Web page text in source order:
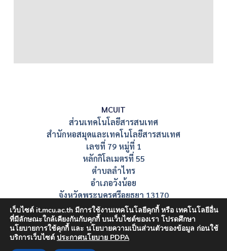
MCUIT
ส่วนเทคโนโลยีสารสนเทศ
สำนักหอสมุดและเทคโนโลยีสารสนเทศ
เลขที่ 79 หมู่ที่ 1
หลักกิโลเมตรที่ 55
ตำบลลำไทร
อำเภอวังน้อย
จังหวัดพระนครศรีอยุธยา 13170
เว็บไซต์ it.mcu.ac.th มีการใช้งานเทคโนโลยีคุกกี้ หรือ เทคโนโลยีอื่น
ที่มีลักษณะใกล้เคียงกันกับคุกกี้ บนเว็บไซต์ของเรา โปรดศึกษา
นโยบายการใช้คุกกี้ และ นโยบายความเป็นส่วนตัวของข้อมูล ก่อนใช้
บริการเว็บไซต์ ประกาศนโยบาย PDPA